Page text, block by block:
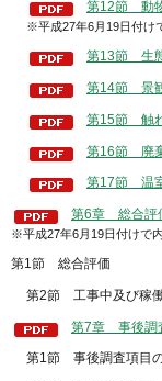
第12節 動物
※平成27年6月19日付け
第13節 生
第14節 景
第15節 触れ
第16節 廃
第17節 温
第6章 総合評
※平成27年6月19日付けで
第1節 総合評価
第2節 工事中及び稼
第7章 事後調
第1節 事後調査項目